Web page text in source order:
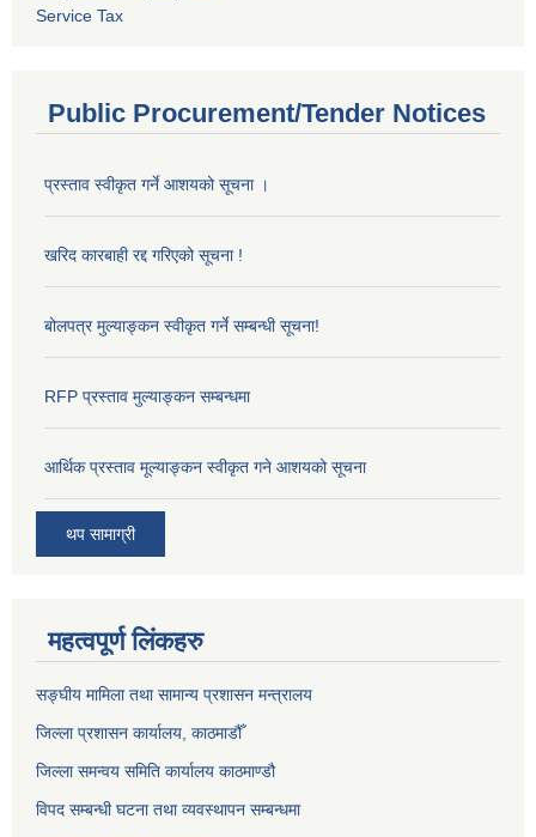
Service Tax
Public Procurement/Tender Notices
प्रस्ताव स्वीकृत गर्ने आशयको सूचना ।
खरिद कारबाही रद्द गरिएको सूचना !
बोलपत्र मुल्याङ्कन स्वीकृत गर्ने सम्बन्धी सूचना!
RFP प्रस्ताव मुल्याङ्कन सम्बन्धमा
आर्थिक प्रस्ताव मूल्याङ्कन स्वीकृत गने आशयको सूचना
थप सामाग्री
महत्वपूर्ण लिंकहरु
सङ्‍घीय मामिला तथा सामान्य प्रशासन मन्त्रालय
जिल्ला प्रशासन कार्यालय, काठमाडौँ
जिल्ला समन्वय समिति कार्यालय काठमाण्ड‌ौ
विपद सम्बन्धी घटना तथा व्यवस्थापन सम्बन्धमा